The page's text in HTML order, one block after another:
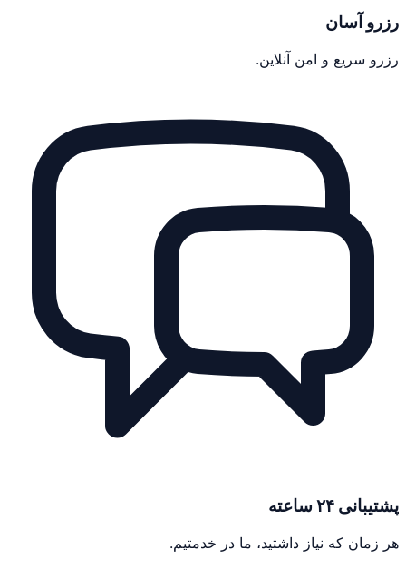
رزرو آسان
رزرو سریع و امن آنلاین.
پشتیبانی ۲۴ ساعته
هر زمان که نیاز داشتید، ما در خدمتیم.